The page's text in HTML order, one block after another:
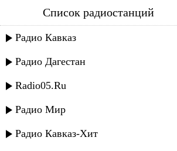
sting - desert rose (afro house
rupesh remix) radio edit
Список радиостанций
Радио Кавказ
Радио Дагестан
Radio05.Ru
Радио Мир
Радио Кавказ-Хит
Dj Xenon - Лезгинка (house
Загир Магомедов - Салам